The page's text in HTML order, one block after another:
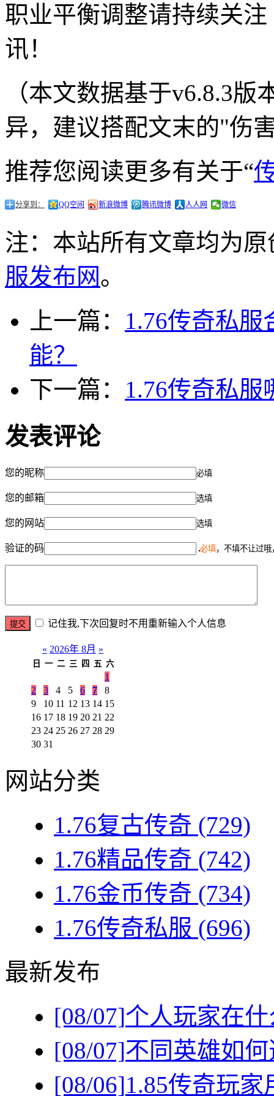
职业平衡调整请持续关
讯！
（本文数据基于v6.8.3
异，建议搭配文末的"伤
推荐您阅读更多有关于“
分享到： QQ空间 新浪微博 腾讯微博 人人网 微信
注：本站所有文章均为
服发布网。
上一篇： 1.76传奇私
能？
下一篇： 1.76传奇私
发表评论
您的昵称 必填
您的邮箱 选填
您的网站 选填
验证的码 必填，不填不让过
记住我,下次回复时不用重新输入个人信息
« 2026年 8月 »
日 一 二 三 四 五 六
1
2
3 4 5 6 7
8
9
10 11 12 13 14 15
16 17 18 19 20 21 22
23 24 25 26 27 28 29
30 31
网站分类
1.76复古传奇 (729)
1.76精品传奇 (742)
1.76金币传奇 (734)
1.76传奇私服 (696)
最新发布
[08/07]个人玩家在
[08/07]不同英雄如
[08/06]1.85传奇玩